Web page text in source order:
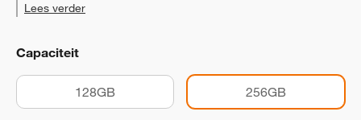
Lees verder
Capaciteit
128GB 256GB